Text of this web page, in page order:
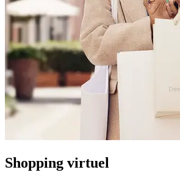
Shopping virtuel